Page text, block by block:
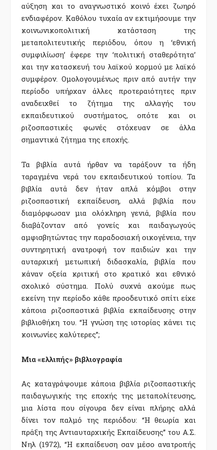
αύξηση και το αναγνωστικό κοινό έχει ζωηρό
ενδιαφέρον. Καθόλου τυχαία αν εκτιμήσουμε την
κοινωνικοπολιτική κατάσταση της
μεταπολιτευτικής περιόδου, όπου η ‘εθνική
συμφιλίωση’ έφερε την ‘πολιτική σταθερότητα’
και την κατασκευή του λαϊκού κορμού με λαϊκό
συμφέρον. Ομολογουμένως πριν από αυτήν την
περίοδο υπήρχαν άλλες προτεραιότητες πριν
αναδειχθεί το ζήτημα της αλλαγής του
εκπαιδευτικού συστήματος, οπότε και οι
ριζοσπαστικές φωνές στόχευαν σε άλλα
σημαντικά ζήτημα της εποχής.
Τα βιβλία αυτά ήρθαν να ταράξουν τα ήδη
ταραγμένα νερά του εκπαιδευτικού τοπίου. Τα
βιβλία αυτά δεν ήταν απλά κόμβοι στην
ριζοσπαστική εκπαίδευση, αλλά βιβλία που
διαμόρφωσαν μια ολόκληρη γενιά, βιβλία που
διαβάζονταν από γονείς και παιδαγωγούς
αμφισβητώντας την παραδοσιακή οικογένεια, την
συντηρητική ανατροφή τον παιδιών και την
αυταρχική μετωπική διδασκαλία, βιβλία που
κάναν οξεία κριτική στο κρατικό και εθνικό
σχολικό σύστημα. Πολύ συχνά ακούμε πως
εκείνη την περίοδο κάθε προοδευτικό σπίτι είχε
κάποια ριζοσπαστικά βιβλία εκπαίδευσης στην
βιβλιοθήκη του. “Η γνώση της ιστορίας κάνει τις
κοινωνίες καλύτερες”;
Μια «ελλιπής» βιβλιογραφία
Ας καταγράψουμε κάποια βιβλία ριζοσπαστικής
παιδαγωγικής της εποχής της μεταπολίτευσης,
μια λίστα που σίγουρα δεν είναι πλήρης αλλά
δίνει τον παλμό της περιόδου: “Η θεωρία και
πράξη της Αντιαυταρχικής Εκπαίδευσης” του Α.Σ.
Νηλ (1972), “Η εκπαίδευση σαν μέσο ανατροπής